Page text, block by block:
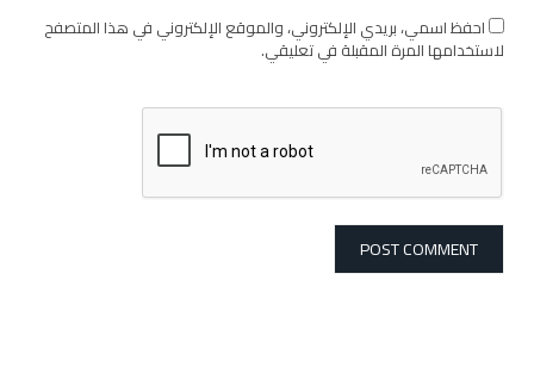
احفظ اسمي، بريدي الإلكتروني، والموقع الإلكتروني في هذا المتصفح
لاستخدامها المرة المقبلة في تعليقي.